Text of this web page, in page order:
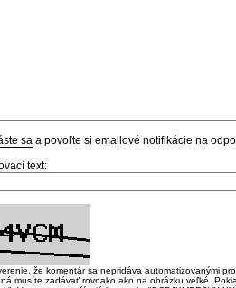
sa a povoľte si emailové notifikácie na
text:
že komentár sa nepridáva automatizovanými
musíte zadávať rovnako ako na obrázku veľké.